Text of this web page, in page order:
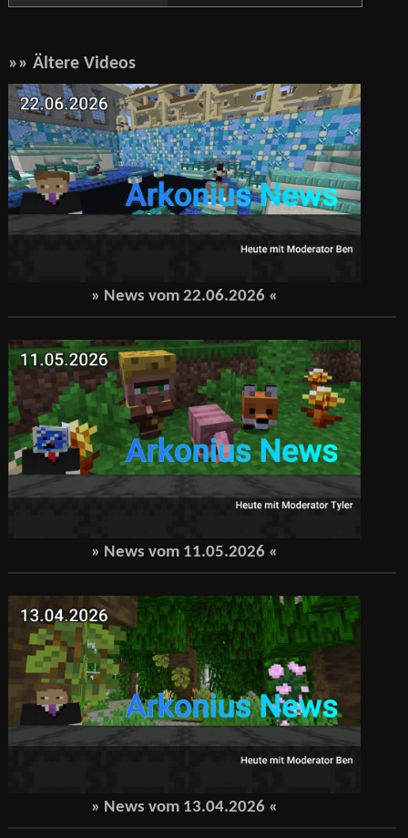
»» Ältere Videos
» News vom 22.06.2026«
» News vom 11.05.2026«
» News vom 13.04.2026«